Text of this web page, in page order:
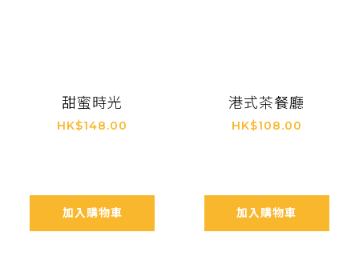
甜蜜時光
HK$148.00
加入購物車
港式茶餐廳
HK$108.00
加入購物車